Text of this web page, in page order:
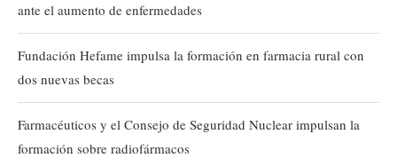
ante el aumento de enfermedades
Fundación Hefame impulsa la formación en farmacia rural con
dos nuevas becas
Farmacéuticos y el Consejo de Seguridad Nuclear impulsan la
formación sobre radiofármacos